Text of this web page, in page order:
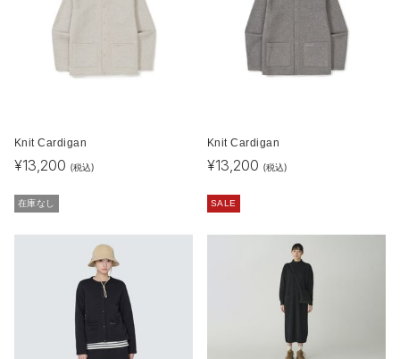
Knit Cardigan
¥13,200 (税込)
Knit Cardigan
¥13,200 (税込)
在庫なし SALE